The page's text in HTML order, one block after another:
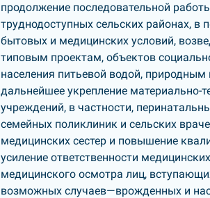
продолжение последовательной
труднодоступных сельских районах,
бытовых и медицинских условий,
типовым проектам, объектов
населения питьевой водой,
дальнейшее укрепление материально-
учреждений, в частности,
семейных поликлиник и сельских
медицинских сестер и повышение
усиление ответственности
медицинского осмотра лиц,
возможных случаев—врожденных и